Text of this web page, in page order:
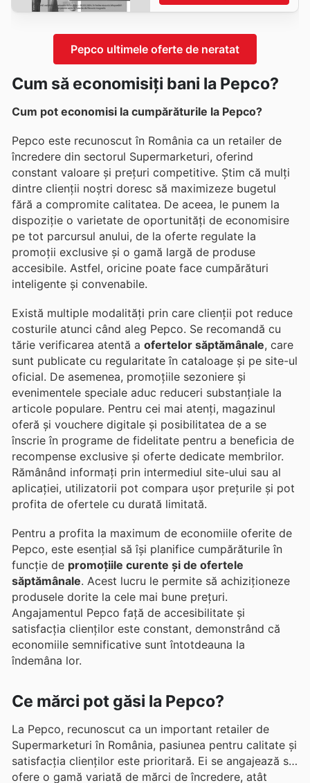
Pepco ultimele oferte de neratat
Cum să economisiți bani la Pepco?
Cum pot economisi la cumpărăturile la Pepco?
Pepco este recunoscut în România ca un retailer de
încredere din sectorul Supermarketuri, oferind
constant valoare și prețuri competitive. Știm că mulți
dintre clienții noștri doresc să maximizeze bugetul
fără a compromite calitatea. De aceea, le punem la
dispoziție o varietate de oportunități de economisire
pe tot parcursul anului, de la oferte regulate la
promoții exclusive și o gamă largă de produse
accesibile. Astfel, oricine poate face cumpărături
inteligente și convenabile.
Există multiple modalități prin care clienții pot reduce
costurile atunci când aleg Pepco. Se recomandă cu
tărie verificarea atentă a ofertelor săptămânale, care
sunt publicate cu regularitate în cataloage și pe site-ul
oficial. De asemenea, promoțiile sezoniere și
evenimentele speciale aduc reduceri substanțiale la
articole populare. Pentru cei mai atenți, magazinul
oferă și vouchere digitale și posibilitatea de a se
înscrie în programe de fidelitate pentru a beneficia de
recompense exclusive și oferte dedicate membrilor.
Rămânând informați prin intermediul site-ului sau al
aplicației, utilizatorii pot compara ușor prețurile și pot
profita de ofertele cu durată limitată.
Pentru a profita la maximum de economiile oferite de
Pepco, este esențial să își planifice cumpărăturile în
funcție de promoțiile curente și de ofertele
săptămânale. Acest lucru le permite să achiziționeze
produsele dorite la cele mai bune prețuri.
Angajamentul Pepco față de accesibilitate și
satisfacția clienților este constant, demonstrând că
economiile semnificative sunt întotdeauna la
îndemâna lor.
Ce mărci pot găsi la Pepco?
La Pepco, recunoscut ca un important retailer de
Supermarketuri în România, pasiunea pentru calitate și
satisfacția clienților este prioritară. Ei se angajează să
ofere o gamă variată de mărci de încredere, atât